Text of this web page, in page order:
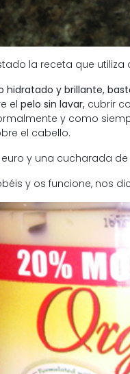
la receta que utiliza
hidratado y brillante,
el pelo sin lavar, cubrir
y como
el cabello.
euro y una cucharada
y os funcione, nos